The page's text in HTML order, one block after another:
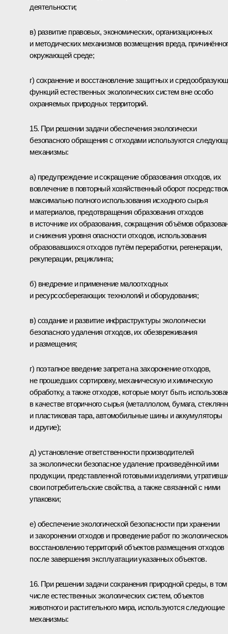
деятельности;
в) развитие правовых, экономических, организационных
и методических механизмов возмещения вреда,
окружающей среде;
г) сохранение и восстановление защитных и
функций естественных экологических систем вне особо
охраняемых природных территорий.
15. При решении задачи обеспечения экологически
безопасного обращения с отходами используются
механизмы:
а) предупреждение и сокращение образования отходов, их
вовлечение в повторный хозяйственный оборот
максимально полного использования исходного сырья
и материалов, предотвращения образования отходов
в источнике их образования, сокращения объёмов
и снижения уровня опасности отходов, использования
образовавшихся отходов путём переработки, регенерации,
рекуперации, рециклинга;
б) внедрение и применение малоотходных
и ресурсосберегающих технологий и оборудования;
в) создание и развитие инфраструктуры экологически
безопасного удаления отходов, их обезвреживания
и размещения;
г) поэтапное введение запрета на захоронение отходов,
не прошедших сортировку, механическую и химическую
обработку, а также отходов, которые могут быть
в качестве вторичного сырья (металлолом, бумага,
и пластиковая тара, автомобильные шины и аккумуляторы
и другие);
д) установление ответственности производителей
за экологически безопасное удаление произведённой ими
продукции, представленной готовыми изделиями,
свои потребительские свойства, а также связанной с ними
упаковки;
е) обеспечение экологической безопасности при хранении
и захоронении отходов и проведение работ по
восстановлению территорий объектов размещения отходов
после завершения эксплуатации указанных объектов.
16. При решении задачи сохранения природной среды, в том
числе естественных экологических систем, объектов
животного и растительного мира, используются следующие
механизмы: